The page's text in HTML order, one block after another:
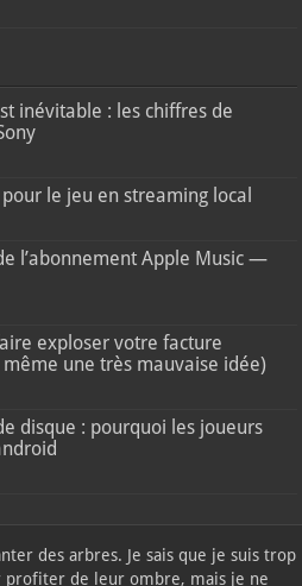
inévitable : les chiffres de
le jeu en streaming local
l’abonnement Apple Music —
exploser votre facture
une très mauvaise idée)
disque : pourquoi les joueurs
des arbres. Je sais que je suis trop
profiter de leur ombre, mais je ne